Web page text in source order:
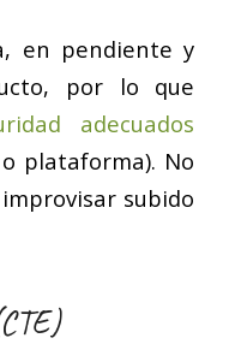
en pendiente y
por lo que
adecuados
plataforma). No
subido